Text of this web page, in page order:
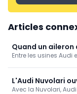
Articles
Quand un
main
Entre les usines Audi
L'Audi Nuvolari
Avec la Nuvolari,